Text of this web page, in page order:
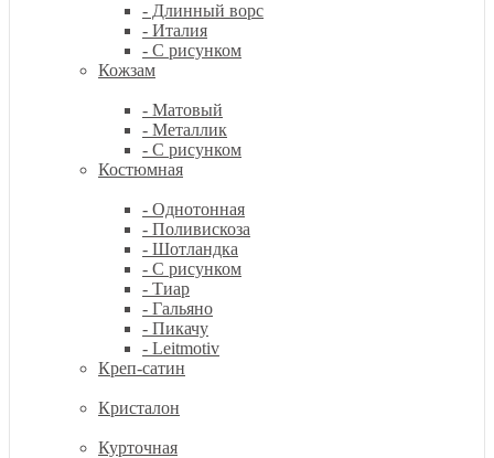
- Длинный ворс
- Италия
- С рисунком
Кожзам
- Матовый
- Металлик
- С рисунком
Костюмная
- Однотонная
- Поливискоза
- Шотландка
- С рисунком
- Тиар
- Гальяно
- Пикачу
- Leitmotiv
Креп-сатин
Кристалон
Курточная